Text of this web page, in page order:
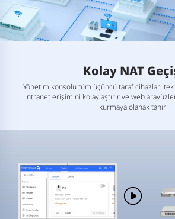
Kolay NAT
Yönetim konsolu tüm üçüncü taraf cihazları
intranet erişimini kolaylaştırır ve web
kurmaya olanak tanır.